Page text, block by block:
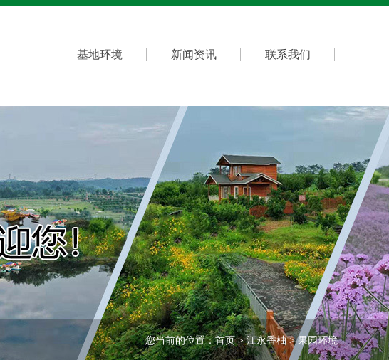
基地环境 新闻资讯 联系我们
您当前的位置：首页> 江永香柚 > 果园环境